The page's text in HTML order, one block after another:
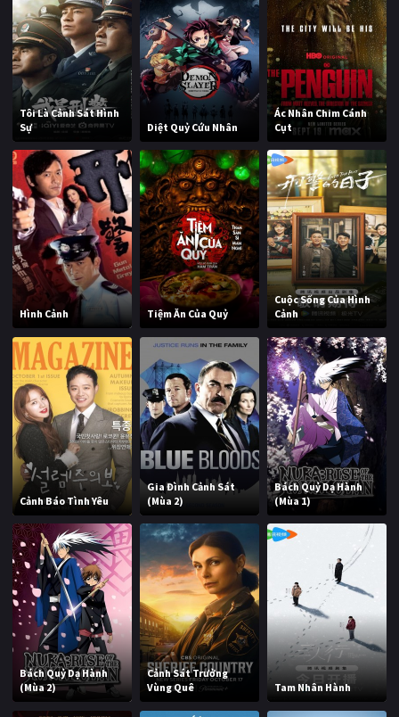
Tôi Là Cảnh Sát Hình
Sự
Diệt Quỷ Cứu Nhân
Ác Nhân Chim Cánh
Cụt
Hình Cảnh Tiệm Ăn Của Quỷ
Cuộc Sống Của Hình
Cảnh
Cảnh Báo Tình Yêu
Gia Đình Cảnh Sát
(Mùa 2)
Bách Quỷ Dạ Hành
(Mùa 1)
Bách Quỷ Dạ Hành
(Mùa 2)
Cảnh Sát Trưởng
Vùng Quê
Tam Nhân Hành